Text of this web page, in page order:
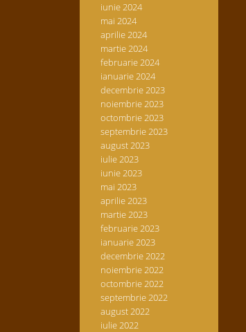
iunie 2024
mai 2024
aprilie 2024
martie 2024
februarie 2024
ianuarie 2024
decembrie 2023
noiembrie 2023
octombrie 2023
septembrie 2023
august 2023
iulie 2023
iunie 2023
mai 2023
aprilie 2023
martie 2023
februarie 2023
ianuarie 2023
decembrie 2022
noiembrie 2022
octombrie 2022
septembrie 2022
august 2022
iulie 2022